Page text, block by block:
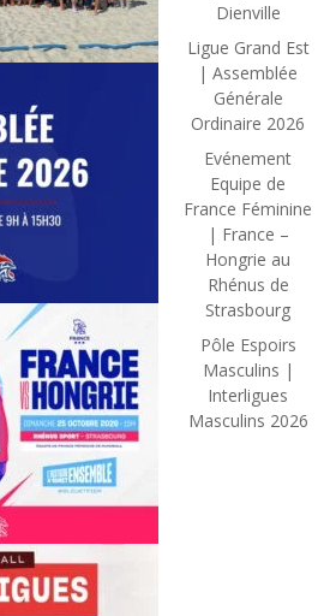
Dienville
Ligue Grand Est
| Assemblée
Générale
Ordinaire 2026
Evénement
Equipe de
France Féminine
| France –
Hongrie au
Rhénus de
Strasbourg
Pôle Espoirs
Masculins |
Interligues
Masculins 2026